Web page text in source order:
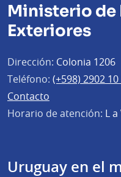
Ministerio de
Exteriores
Dirección: Colonia 1206
Teléfono: (+598) 2902 10
Contacto
Horario de atención: L
Uruguay en el